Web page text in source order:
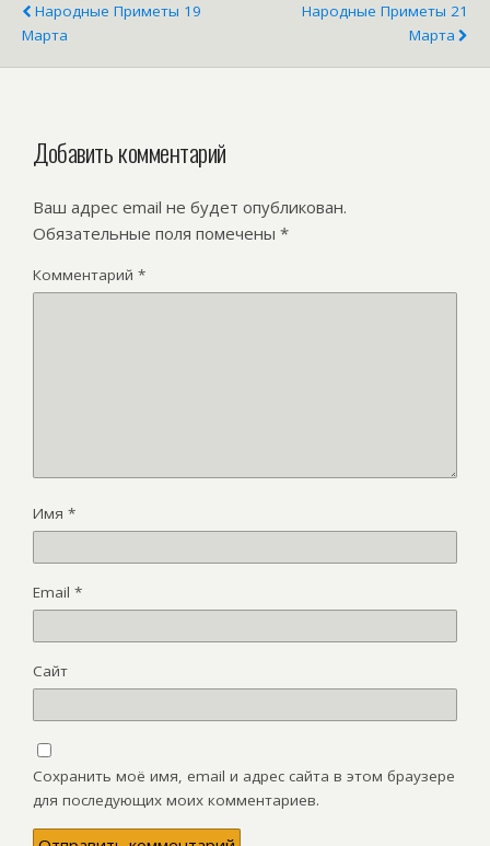
Народные Приметы 19
Марта
Народные Приметы 21
Марта
Добавить комментарий
Ваш адрес email не будет опубликован.
Обязательные поля помечены *
Комментарий *
Имя *
Email *
Сайт
Сохранить моё имя, email и адрес сайта в этом браузере
для последующих моих комментариев.